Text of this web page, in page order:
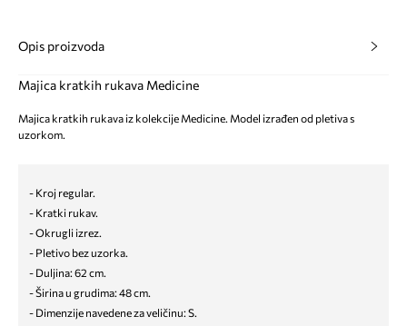
Opis proizvoda
Majica kratkih rukava Medicine
Majica kratkih rukava iz kolekcije Medicine. Model izrađen od pletiva s
uzorkom.
- Kroj regular.
- Kratki rukav.
- Okrugli izrez.
- Pletivo bez uzorka.
- Duljina: 62 cm.
- Širina u grudima: 48 cm.
- Dimenzije navedene za veličinu: S.